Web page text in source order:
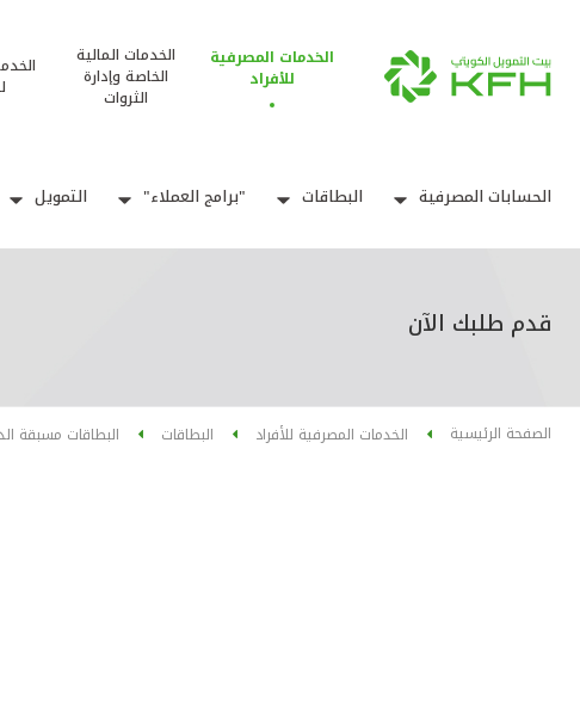
الخدمات المصرفية
للأفراد
الخدمات المالية
الخاصة وإدارة
الثروات
الحسابات المصرفية البطاقات "برامج العملاء" التمويل
قدم طلبك الآن
الصفحة الرئيسية الخدمات المصرفية للأفراد البطاقات البطاقات مسبقة